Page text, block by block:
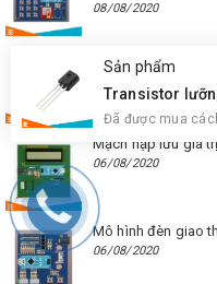
08/08/2020
Mạch mở cửa sử
module SIM
06/08/2020
Mạch nạp lưu giá
06/08/2020
Mô hình đèn giao
06/08/2020
Sản phẩm
Đã được mua